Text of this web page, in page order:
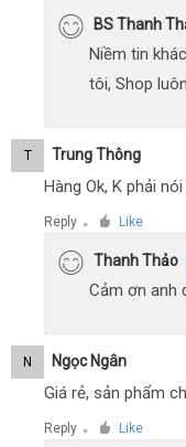
BS Thanh
Niềm tin
tôi, Shop
T Trung Thông
Hàng Ok, K phải
Reply ● Like
Thanh Thảo
Cảm ơn anh
N Ngọc Ngân
Giá rẻ, sản phẩm
Reply ● Like